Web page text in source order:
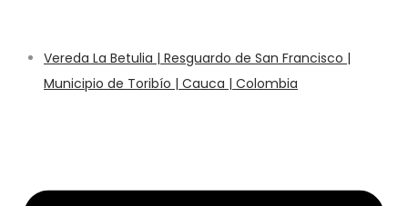
Vereda La Betulia | Resguardo de San Francisco |
Municipio de Toribío | Cauca | Colombia